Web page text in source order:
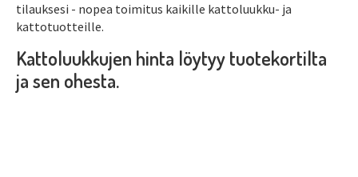
tilauksesi - nopea toimitus kaikille kattoluukku- ja
kattotuotteille.
Kattoluukkujen hinta löytyy tuotekortilta
ja sen ohesta.